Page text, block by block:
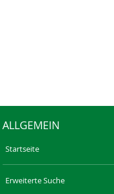
ALLGEMEIN
Startseite
Erweiterte Suche